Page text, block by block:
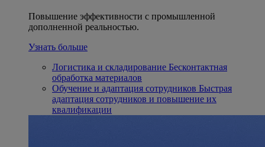
Повышение эффективности с промышленной
дополненной реальностью.
Узнать больше
Логистика и складирование Бесконтактная
обработка материалов
Обучение и адаптация сотрудников Быстрая
адаптация сотрудников и повышение их
квалификации